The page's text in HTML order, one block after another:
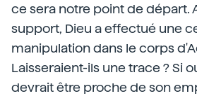
ce sera notre point de départ.
support, Dieu a effectué une
manipulation dans le corps
Laisseraient-ils une trace ? Si
devrait être proche de son